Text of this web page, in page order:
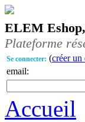
ELEM
Plateforme
Se connecter: (créer un
email:
Accueil